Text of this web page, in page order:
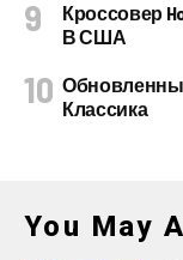
Кроссовер
В США
Классика
You May